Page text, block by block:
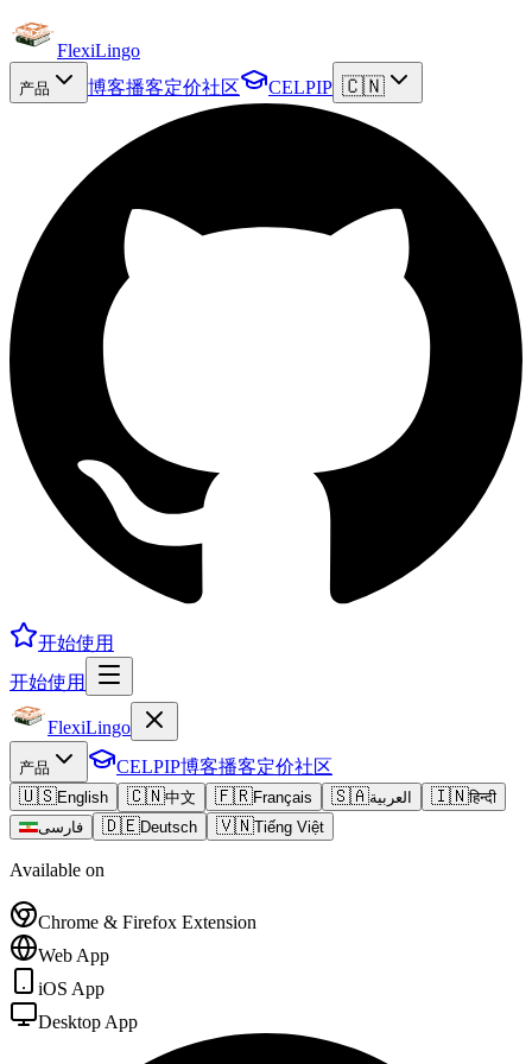
FlexiLingo
产品 博客播客定价社区 CELPIP 🇨🇳
开始使用
开始使用
FlexiLingo
产品 CELPIP博客播客定价社区
🇺🇸English 🇨🇳中文 🇫🇷Français 🇸🇦العربية 🇮🇳हिन्दी
فارسی
🇩🇪Deutsch 🇻🇳Tiếng Việt
Available on
Chrome & Firefox Extension
Web App
iOS App
Desktop App